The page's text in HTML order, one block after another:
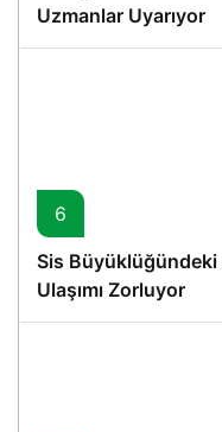
Uzmanlar Uyarıyor
6
Sis Büyüklüğündeki
Ulaşımı Zorluyor